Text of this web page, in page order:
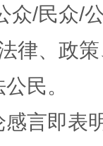
众/民众/
律、政
民。
言即表